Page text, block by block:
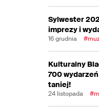
Sylwester
imprezy i
16 grudnia
Kulturalny
700
taniej!
24 listopada